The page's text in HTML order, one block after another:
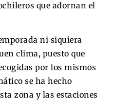
que adornan el
ni siquiera
clima, puesto que
por los mismos
se ha hecho
zona y las estaciones